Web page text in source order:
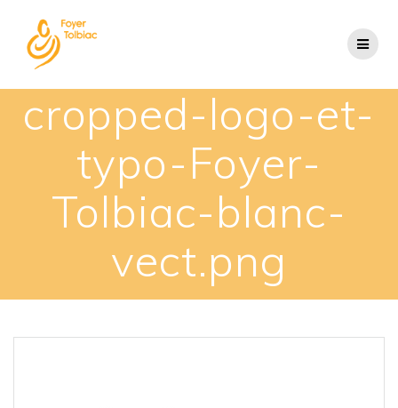
cropped-logo-et-
typo-Foyer-
Tolbiac-blanc-
vect.png